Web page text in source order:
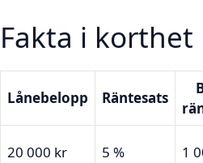
Fakta i korthet
Lånebelopp Räntesats
20 000 kr 5 % 1